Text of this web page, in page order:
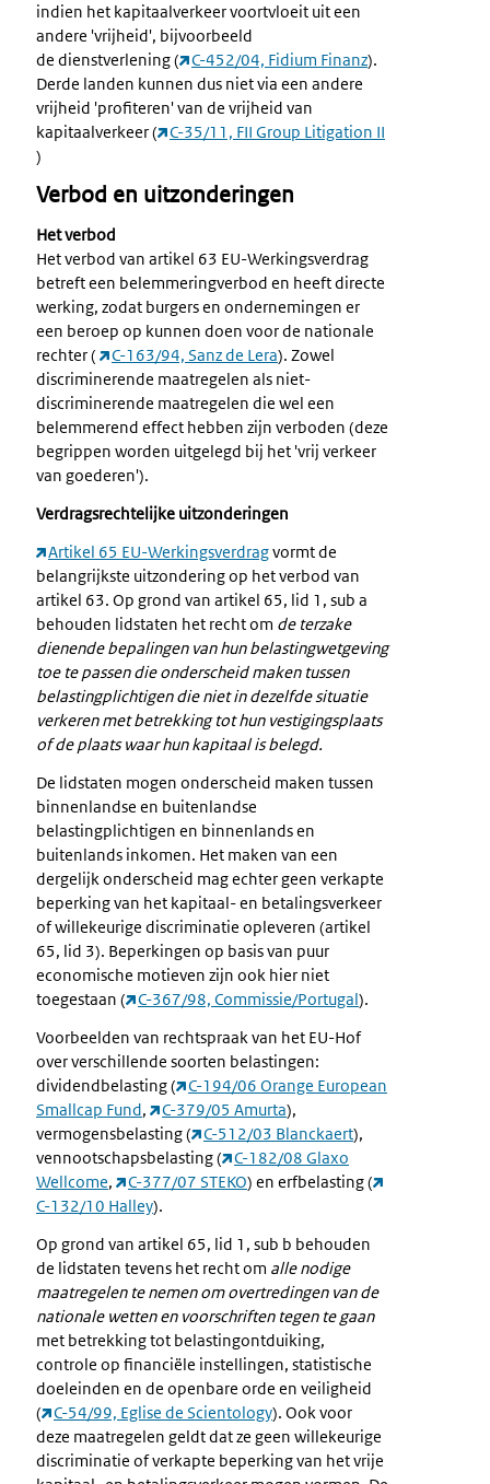
indien het kapitaalverkeer voortvloeit uit een
andere 'vrijheid', bijvoorbeeld
de dienstverlening (
C-452/04, Fidium Finanz).
Derde landen kunnen dus niet via een andere
vrijheid 'profiteren' van de vrijheid van
kapitaalverkeer (
C-35/11, FII Group Litigation II
)
Verbod en uitzonderingen
Het verbod
Het verbod van artikel 63 EU-Werkingsverdrag
betreft een belemmeringverbod en heeft directe
werking, zodat burgers en ondernemingen er
een beroep op kunnen doen voor de nationale
rechter (
C-163/94, Sanz de Lera). Zowel
discriminerende maatregelen als niet-
discriminerende maatregelen die wel een
belemmerend effect hebben zijn verboden (deze
begrippen worden uitgelegd bij het 'vrij verkeer
van goederen').
Verdragsrechtelijke uitzonderingen
Artikel 65 EU-Werkingsverdragvormt de
belangrijkste uitzondering op het verbod van
artikel 63. Op grond van artikel 65, lid 1, sub a
behouden lidstaten het recht om de terzake
dienende bepalingen van hun belastingwetgeving
toe te passen die onderscheid maken tussen
belastingplichtigen die niet in dezelfde situatie
verkeren met betrekking tot hun vestigingsplaats
of de plaats waar hun kapitaal is belegd.
De lidstaten mogen onderscheid maken tussen
binnenlandse en buitenlandse
belastingplichtigen en binnenlands en
buitenlands inkomen. Het maken van een
dergelijk onderscheid mag echter geen verkapte
beperking van het kapitaal- en betalingsverkeer
of willekeurige discriminatie opleveren (artikel
65, lid 3). Beperkingen op basis van puur
economische motieven zijn ook hier niet
toegestaan (
C-367/98, Commissie/Portugal).
Voorbeelden van rechtspraak van het EU-Hof
over verschillende soorten belastingen:
dividendbelasting (
C-194/06 Orange European
Smallcap Fund, C-379/05 Amurta),
vermogensbelasting (
C-512/03 Blanckaert),
vennootschapsbelasting (
C-182/08 Glaxo
Wellcome, C-377/07 STEKO) en erfbelasting (
C-132/10 Halley).
Op grond van artikel 65, lid 1, sub b behouden
de lidstaten tevens het recht om alle nodige
maatregelen te nemen om overtredingen van de
nationale wetten en voorschriften tegen te gaan
met betrekking tot belastingontduiking,
controle op financiële instellingen, statistische
doeleinden en de openbare orde en veiligheid
(
C-54/99, Eglise de Scientology). Ook voor
deze maatregelen geldt dat ze geen willekeurige
discriminatie of verkapte beperking van het vrije